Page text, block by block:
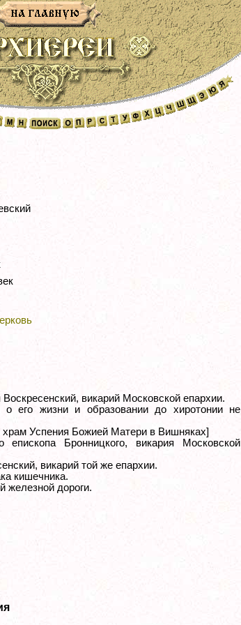
викарий Московской епархии.
о его жизни и образовании до хиротонии не
Успения Божией Матери в Вишняках]
Бронницкого, викария Московской
викарий той же епархии.
кишечника.
железной дороги.